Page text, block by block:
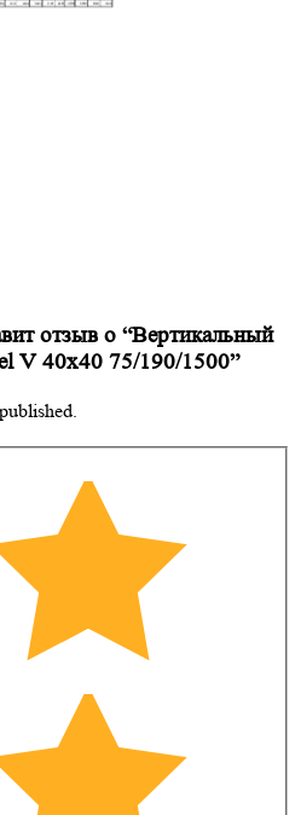
отзыв о “Вертикальный
V 40х40 75/190/1500”